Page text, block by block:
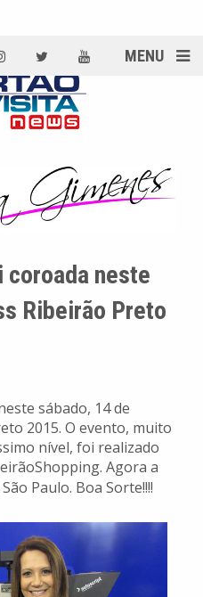
MENU
neste
Ribeirão Preto
sábado, 14 de
2015. O evento, muito
nível, foi realizado
Agora a
Paulo. Boa Sorte!!!!